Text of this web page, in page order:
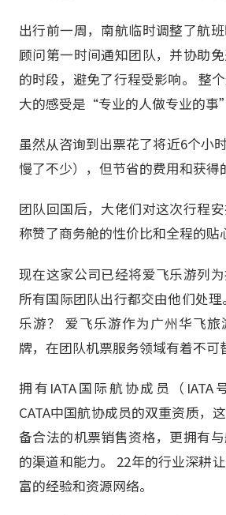
出行前一周，南航临时调整了航
顾问第一时间通知团队，并协助
的时段，避免了行程受影响。 整
大的感受是“专业的人做专业的事
虽然从咨询到出票花了将近6个小
慢了不少），但节省的费用和获得
团队回国后，大佬们对这次行程
称赞了商务舱的性价比和全程的贴
现在这家公司已经将爱飞乐游列为
所有国际团队出行都交由他们处
乐游？ 爱飞乐游作为广州华飞
牌，在团队机票服务领域有着不可
拥有IATA国际航协成员（IATA
CATA中国航协成员的双重资质，
备合法的机票销售资格，更拥有
的渠道和能力。 22年的行业深耕
富的经验和资源网络。